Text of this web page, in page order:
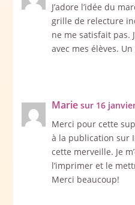
J’adore l’idée du
grille de relecture
ne me satisfait pas.
avec mes élèves. Un
Marie sur 16
Merci pour cette
à la publication sur
cette merveille. Je
l’imprimer et le
Merci beaucoup!